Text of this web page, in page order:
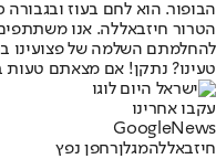
הבופור. הוא לחם בעוז ובגבורה
הטרור חיזבאללה. אנו
להחלמתם השלמה של פצועינו
טעינו? נתקן! אם מצאתם
עקבו אחרינו
Googl eNews
חיזבאללהמגלןרחפן נפץ